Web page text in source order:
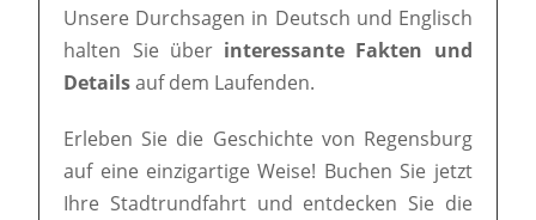
Unsere Durchsagen in Deutsch und Englisch
halten Sie über interessante Fakten und
Detailsauf dem Laufenden.
Erleben Sie die Geschichte von Regensburg
auf eine einzigartige Weise! Buchen Sie jetzt
Ihre Stadtrundfahrt und entdecken Sie die